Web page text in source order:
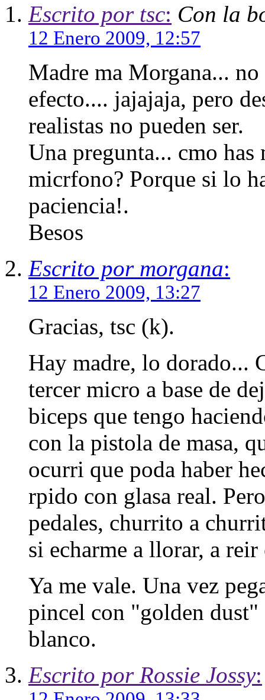
Escrito por tsc: Con la
12 Enero 2009, 12:57
Madre ma Morgana...
efecto.... jajajaja, pero
realistas no pueden ser.
Una pregunta... cmo
micrfono? Porque si lo
paciencia!.
Besos
Escrito por morgana:
12 Enero 2009, 13:27
Gracias, tsc (k).
Hay madre, lo dorado...
tercer micro a base de
biceps que tengo
con la pistola de masa,
ocurri que poda haber
rpido con glasa real.
pedales, churrito a
si echarme a llorar, a
Ya me vale. Una vez
pincel con "golden
blanco.
Escrito por Rossie Jossy: